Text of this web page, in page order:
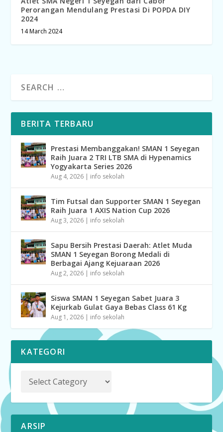
Perorangan Mendulang Prestasi Di POPDA DIY
2024
14 March 2024
BERITA TERBARU
Prestasi Membanggakan! SMAN 1 Seyegan
Raih Juara 2 TRI LTB SMA di Hypenamics
Yogyakarta Series 2026
Aug 4, 2026 | info sekolah
Tim Futsal dan Supporter SMAN 1 Seyegan
Raih Juara 1 AXIS Nation Cup 2026
Aug 3, 2026 | info sekolah
Sapu Bersih Prestasi Daerah: Atlet Muda
SMAN 1 Seyegan Borong Medali di
Berbagai Ajang Kejuaraan 2026
Aug 2, 2026 | info sekolah
Siswa SMAN 1 Seyegan Sabet Juara 3
Kejurkab Gulat Gaya Bebas Class 61 Kg
Aug 1, 2026 | info sekolah
KATEGORI
ARSIP